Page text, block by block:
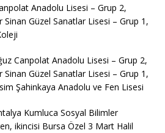
Anadolu Lisesi – Grup 2,
Güzel Sanatlar Lisesi – Grup 1,
Canpolat Anadolu Lisesi – Grup 2,
Güzel Sanatlar Lisesi – Grup 1,
Şahinkaya Anadolu ve Fen Lisesi
Kumluca Sosyal Bilimler
ikincisi Bursa Özel 3 Mart Halil